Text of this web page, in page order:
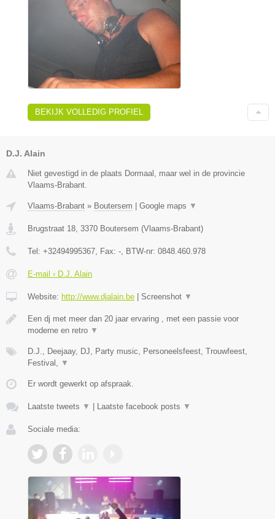
BEKIJK VOLLEDIG PROFIEL
D.J. Alain
Niet gevestigd in de plaats Dormaal, maar wel in de provincie
Vlaams-Brabant.
Vlaams-Brabant » Boutersem Google maps ▼
Brugstraat 18, 3370 Boutersem (Vlaams-Brabant)
Tel: +32494995367, Fax: -, BTW-nr: 0848.460.978
E-mail › D.J. Alain
Website: http://www.djalain.be Screenshot ▼
Een dj met meer dan 20 jaar ervaring , met een passie voor
moderne en retro ▼
D.J., Deejaay, DJ, Party music, Personeelsfeest, Trouwfeest,
Festival, ▼
Er wordt gewerkt op afspraak.
Laatste tweets ▼ Laatste facebook posts ▼
Sociale media: